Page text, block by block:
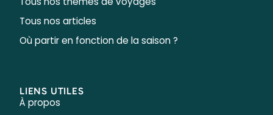
Tous nos articles
Où partir en fonction de la saison ?
LIENS UTILES
À propos